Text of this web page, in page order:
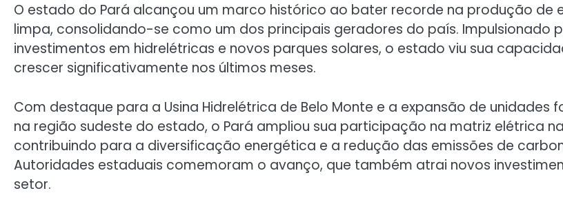
O estado do Pará alcançou um marco histórico ao bater recorde na produção de
limpa, consolidando-se como um dos principais geradores do país. Impulsionado
investimentos em hidrelétricas e novos parques solares, o estado viu sua
crescer significativamente nos últimos meses.
Com destaque para a Usina Hidrelétrica de Belo Monte e a expansão de unidades
na região sudeste do estado, o Pará ampliou sua participação na matriz elétrica
contribuindo para a diversificação energética e a redução das emissões de
Autoridades estaduais comemoram o avanço, que também atrai novos
setor.